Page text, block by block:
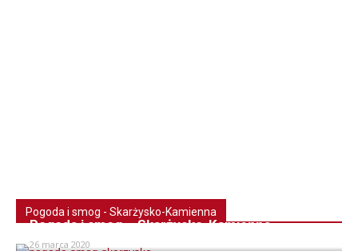
Pogoda i smog - Skarżysko-Kamienna
Pogoda i smog – Skarżysko-Kamienna
26 marca 2020